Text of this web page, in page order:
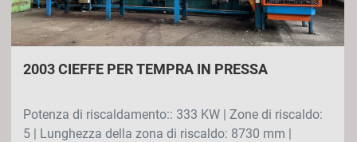
2003 CIEFFE PER TEMPRA IN PRESSA
Potenza di riscaldamento:: 333 KW | Zone di riscaldo:
5 | Lunghezza della zona di riscaldo: 8730 mm |